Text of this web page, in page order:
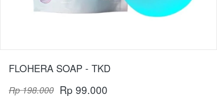
FLOHERA SOAP - TKD
Rp 198.000 Rp 99.000